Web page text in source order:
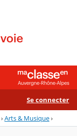
Se connecter
›Arts & Musique›